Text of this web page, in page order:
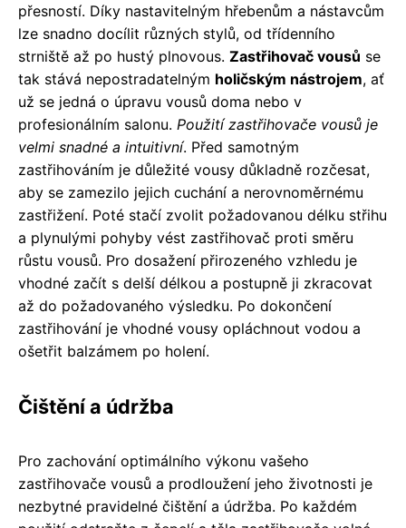
přesností. Díky nastavitelným hřebenům a nástavcům
lze snadno docílit různých stylů, od třídenního
strniště až po hustý plnovous. Zastřihovač vousů se
tak stává nepostradatelným holičským nástrojem, ať
už se jedná o úpravu vousů doma nebo v
profesionálním salonu. Použití zastřihovače vousů je
velmi snadné a intuitivní. Před samotným
zastřihováním je důležité vousy důkladně rozčesat,
aby se zamezilo jejich cuchání a nerovnoměrnému
zastřižení. Poté stačí zvolit požadovanou délku střihu
a plynulými pohyby vést zastřihovač proti směru
růstu vousů. Pro dosažení přirozeného vzhledu je
vhodné začít s delší délkou a postupně ji zkracovat
až do požadovaného výsledku. Po dokončení
zastřihování je vhodné vousy opláchnout vodou a
ošetřit balzámem po holení.
Čištění a údržba
Pro zachování optimálního výkonu vašeho
zastřihovače vousů a prodloužení jeho životnosti je
nezbytné pravidelné čištění a údržba. Po každém